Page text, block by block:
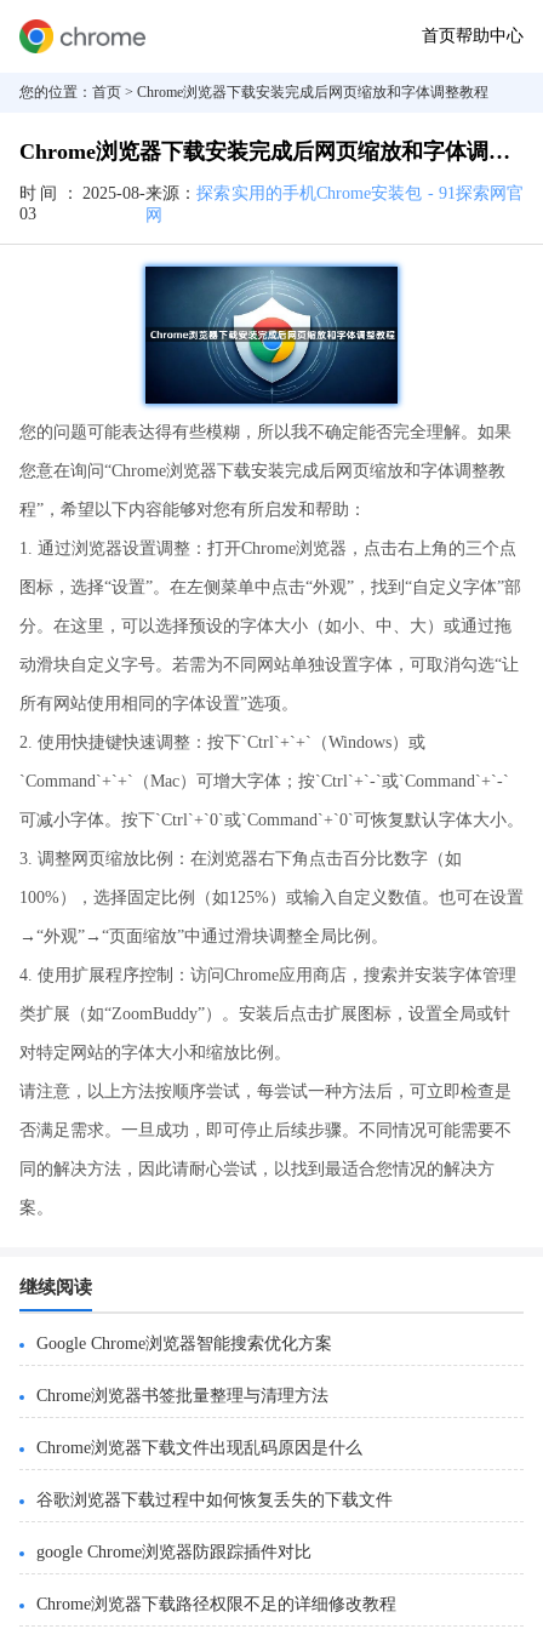
首页帮助中心
您的位置： 首页 > Chrome浏览器下载安装完成后网页缩放和字体调整教程
Chrome浏览器下载安装完成后网页缩放和字体调整教程
时间： 2025-08-
03
来源：探索实用的手机Chrome安装包 - 91探索网官
网
您的问题可能表达得有些模糊，所以我不确定能否完全理解。如果
您意在询问“Chrome浏览器下载安装完成后网页缩放和字体调整教
程”，希望以下内容能够对您有所启发和帮助：
1. 通过浏览器设置调整：打开Chrome浏览器，点击右上角的三个点
图标，选择“设置”。在左侧菜单中点击“外观”，找到“自定义字体”部
分。在这里，可以选择预设的字体大小（如小、中、大）或通过拖
动滑块自定义字号。若需为不同网站单独设置字体，可取消勾选“让
所有网站使用相同的字体设置”选项。
2. 使用快捷键快速调整：按下`Ctrl`+`+`（Windows）或
`Command`+`+`（Mac）可增大字体；按`Ctrl`+`-`或`Command`+`-`
可减小字体。按下`Ctrl`+`0`或`Command`+`0`可恢复默认字体大小。
3. 调整网页缩放比例：在浏览器右下角点击百分比数字（如
100%），选择固定比例（如125%）或输入自定义数值。也可在设置
→“外观”→“页面缩放”中通过滑块调整全局比例。
4. 使用扩展程序控制：访问Chrome应用商店，搜索并安装字体管理
类扩展（如“ZoomBuddy”）。安装后点击扩展图标，设置全局或针
对特定网站的字体大小和缩放比例。
请注意，以上方法按顺序尝试，每尝试一种方法后，可立即检查是
否满足需求。一旦成功，即可停止后续步骤。不同情况可能需要不
同的解决方法，因此请耐心尝试，以找到最适合您情况的解决方
案。
继续阅读
Google Chrome浏览器智能搜索优化方案
Chrome浏览器书签批量整理与清理方法
Chrome浏览器下载文件出现乱码原因是什么
谷歌浏览器下载过程中如何恢复丢失的下载文件
google Chrome浏览器防跟踪插件对比
Chrome浏览器下载路径权限不足的详细修改教程